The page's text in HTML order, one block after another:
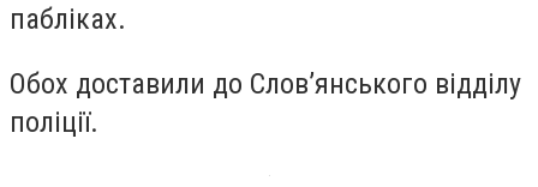
пабліках.
Обох доставили до Слов’янського відділу
поліції.